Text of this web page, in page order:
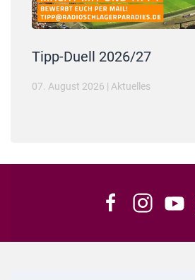
Tipp-Duell 2026/27
07. August 2026 | Aktuelles